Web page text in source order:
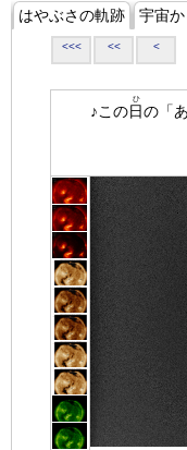
はやぶさの軌跡 宇宙
<<< << <
♪この日
ひ
の「